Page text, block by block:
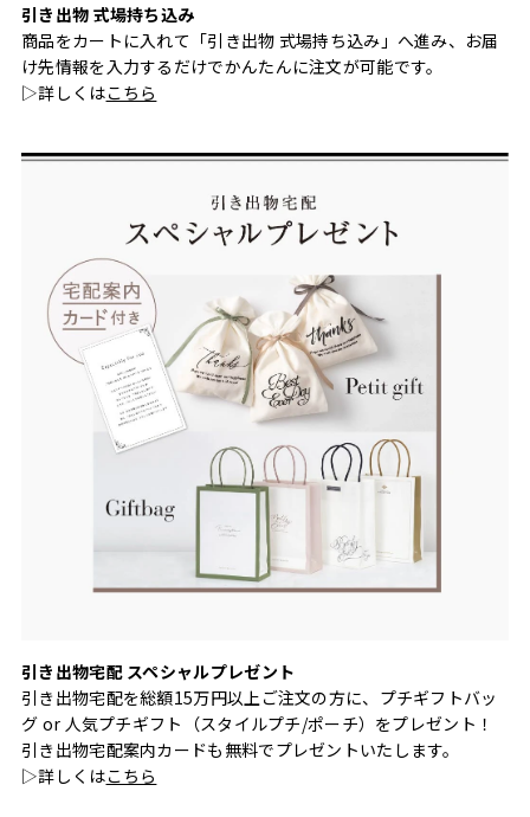
引き出物 式場持ち込み
商品をカートに入れて「引き出物 式場持ち込み」へ進み、お届
け先情報を入力するだけでかんたんに注文が可能です。
▷詳しくはこちら
引き出物宅配 スペシャルプレゼント
引き出物宅配を総額15万円以上ご注文の方に、プチギフトバッ
グ or 人気プチギフト（スタイルプチ/ポーチ）をプレゼント！
引き出物宅配案内カードも無料でプレゼントいたします。
▷詳しくはこちら